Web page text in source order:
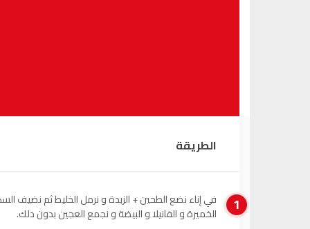
الطريقة
1
في إناء نضع الطحين + الزبدة و نرمل الخليط ثم نضيف
الخميرة و الفانيلا و البيضة و نجمع العجين بدون دلك.